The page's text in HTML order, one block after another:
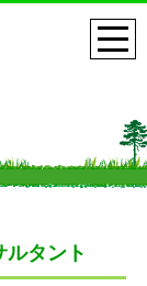
タント